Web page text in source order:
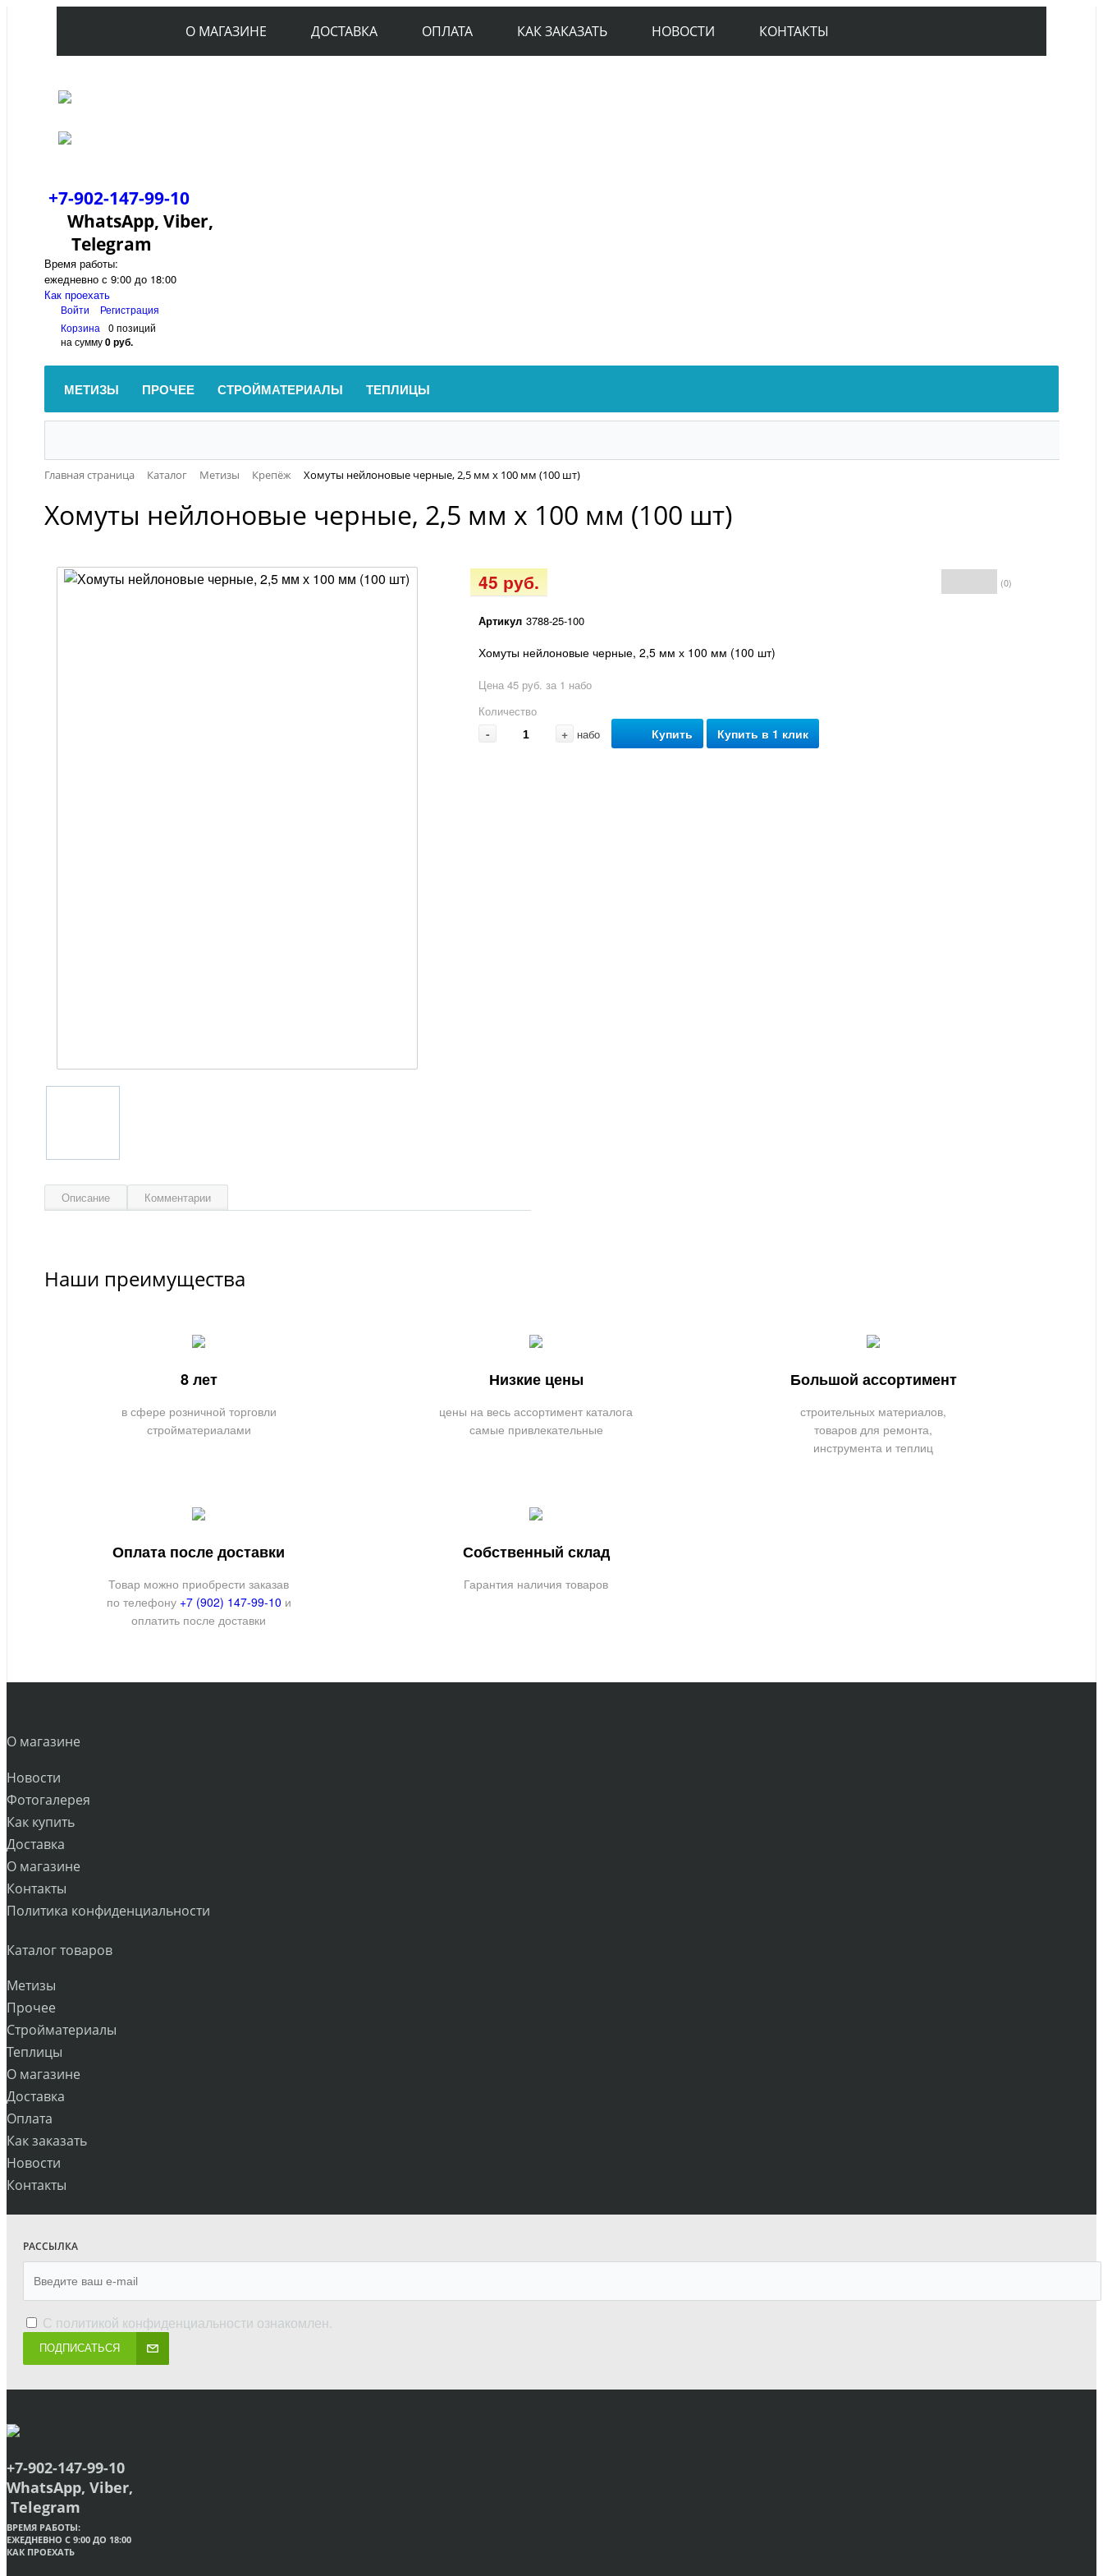
О МАГАЗИНЕ ДОСТАВКА ОПЛАТА КАК ЗАКАЗАТЬ НОВОСТИ КОНТАКТЫ
+7-902-147-99-10
WhatsApp, Viber,
Telegram
Время работы:
ежедневно с 9:00 до 18:00
Как проехать
Войти
Регистрация
Корзина
0 позиций
на сумму0 руб.
МЕТИЗЫ ПРОЧЕЕ СТРОЙМАТЕРИАЛЫ ТЕПЛИЦЫ
Главная страница Каталог Метизы Крепёж Хомуты нейлоновые черные, 2,5 мм х 100 мм (100 шт)
Хомуты нейлоновые черные, 2,5 мм х 100 мм (100 шт)
(0)
45 руб.
Артикул 3788-25-100
Хомуты нейлоновые черные, 2,5 мм х 100 мм (100 шт)
Цена 45 руб. за 1 набо
Количество
- + набо Купить Купить в 1 клик
Описание Комментарии
Наши преимущества
8 лет
в сфере розничной торговли
стройматериалами
Низкие цены
цены на весь ассортимент каталога
самые привлекательные
Большой ассортимент
строительных материалов,
товаров для ремонта,
инструмента и теплиц
Оплата после доставки
Товар можно приобрести заказав
по телефону +7 (902) 147-99-10 и
оплатить после доставки
Собственный склад
Гарантия наличия товаров
О магазине
Новости
Фотогалерея
Как купить
Доставка
О магазине
Контакты
Политика конфиденциальности
Каталог товаров
Метизы
Прочее
Стройматериалы
Теплицы
О магазине
Доставка
Оплата
Как заказать
Новости
Контакты
РАССЫЛКА
С политикой конфиденциальности ознакомлен.
ПОДПИСАТЬСЯ
+7-902-147-99-10
WhatsApp, Viber,
Telegram
ВРЕМЯ РАБОТЫ:
ЕЖЕДНЕВНО С 9:00 ДО 18:00
КАК ПРОЕХАТЬ